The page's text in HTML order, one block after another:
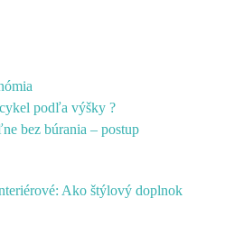
podľa výšky ?
bez búrania – postup
Ako štýlový doplnok